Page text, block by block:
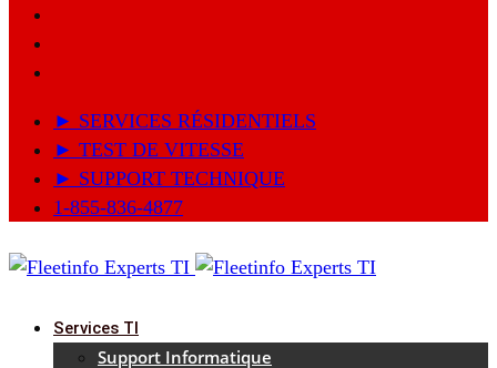
► SERVICES RÉSIDENTIELS
► TEST DE VITESSE
► SUPPORT TECHNIQUE
1-855-836-4877
Services TI
Support Informatique